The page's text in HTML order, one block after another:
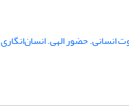
انسانی. حضور الهی. انسان‌انگاری